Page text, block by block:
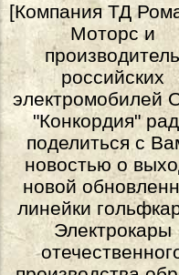
[Компания ТД
Моторс и
российских
электромобилей
"Конкордия"
поделиться с
новостью о
новой
линейки
Электрокары